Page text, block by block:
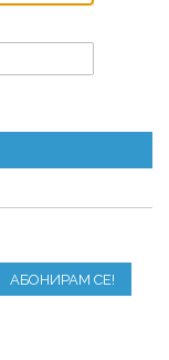
АБОНИРАМ СЕ!